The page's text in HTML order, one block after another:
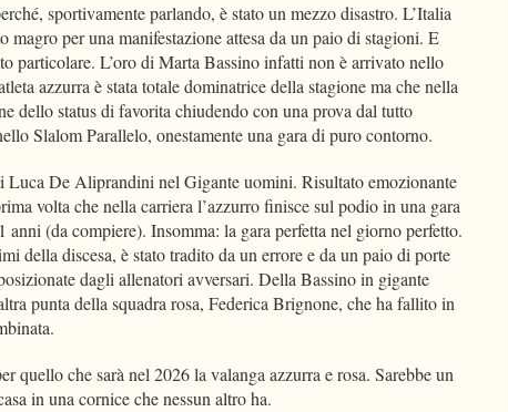
sportivamente parlando, è stato un mezzo disastro. L’Italia
magro per una manifestazione attesa da un paio di stagioni. E
particolare. L’oro di Marta Bassino infatti non è arrivato nello
azzurra è stata totale dominatrice della stagione ma che nella
dello status di favorita chiudendo con una prova dal tutto
Slalom Parallelo, onestamente una gara di puro contorno.
Luca De Aliprandini nel Gigante uomini. Risultato emozionante
volta che nella carriera l’azzurro finisce sul podio in una gara
(da compiere). Insomma: la gara perfetta nel giorno perfetto.
della discesa, è stato tradito da un errore e da un paio di porte
dagli allenatori avversari. Della Bassino in gigante
punta della squadra rosa, Federica Brignone, che ha fallito in
quello che sarà nel 2026 la valanga azzurra e rosa. Sarebbe un
in una cornice che nessun altro ha.